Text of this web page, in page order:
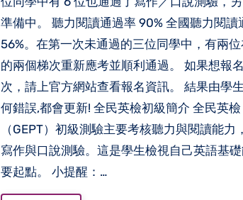
準備中。 聽力閱讀通過率 90% 全國聽力閱讀
56%。在第一次未通過的三位同學中，有兩
的兩個梯次重新應考並順利通過。 如果想報
次，請上官方網站查看報名資訊。 結果由學
何錯誤,都會更新! 全民英檢初級簡介 全民英檢
（GEPT）初級測驗主要考核聽力與閱讀能力
寫作與口說測驗。這是學生檢視自己英語基
要起點。 小提醒：…